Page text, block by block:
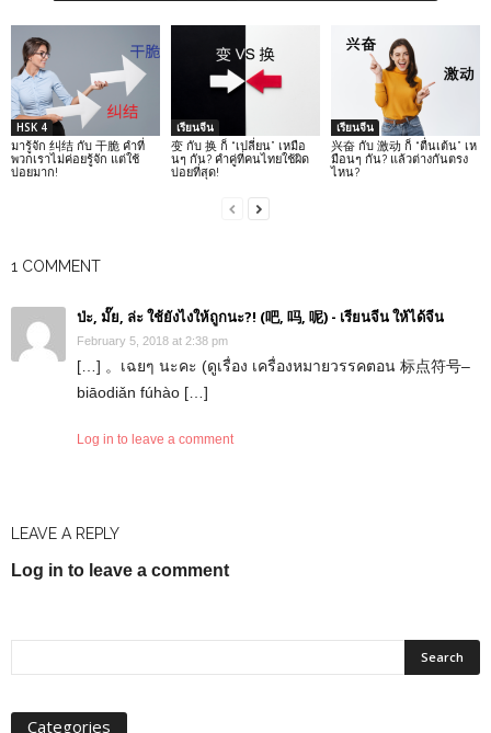
HSK 4
มารู้จัก 纠结 กับ 干脆 คำที่
พวกเราไม่ค่อยรู้จัก แต่ใช้
บ่อยมาก!
เรียนจีน
变 กับ 换 ก็ “เปลี่ยน” เหมือ
นๆ กัน? คำคู่ที่คนไทยใช้ผิด
บ่อยที่สุด!
เรียนจีน
兴奋 กับ 激动 ก็ “ตื่นเต้น” เห
มือนๆ กัน? แล้วต่างกันตรง
ไหน?
1 COMMENT
ป่ะ, มั๊ย, ล่ะ ใช้ยังไงให้ถูกนะ?! (吧, 吗, 呢) - เรียนจีน ให้ได้จีน
February 5, 2018 at 2:38 pm
[…] 。เฉยๆ นะคะ (ดูเรื่อง เครื่องหมายวรรคตอน 标点符号–
biāodiǎn fúhào […]
Log in to leave a comment
LEAVE A REPLY
Log in to leave a comment
Categories